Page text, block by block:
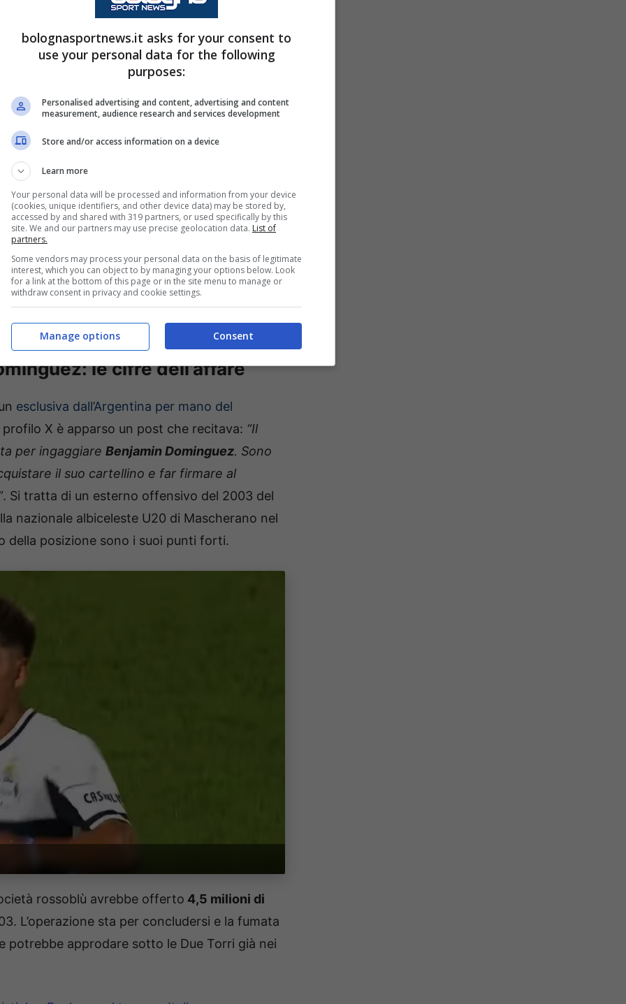
su Andrea Carboni, Sebastian
una lunga telenovela con il Tolosa che
il Bologna ha deciso di cambiare
Italiano necessita di un altro
odierna del Corriere dello Sport –
per tre difensori dalla Serie A. Si tratta di
dell’Empoli. Due soluzioni low-
Logan Costa. Giovanni Sartori ha
i due centrali, precisamente lo scorso sabato
nome sul quale il Bologna ha messo gli
Genoa, centrale classe 2002 che ha giocato
le cifre dell’affare
esclusiva dall’Argentina per mano del
profilo X è apparso un post che recitava: “Il
per ingaggiare Benjamin Dominguez. Sono
il suo cartellino e far firmare al
. Si tratta di un esterno offensivo del 2003 del
nazionale albiceleste U20 di Mascherano nel
della posizione sono i suoi punti forti.
rossoblù avrebbe offerto 4,5 milioni di
L’operazione sta per concludersi e la fumata
potrebbe approdare sotto le Due Torri già nei
bolognasportnews.it asks for your consent to
use your personal data for the following
purposes:
Personalised advertising and content, advertising and content
measurement, audience research and services development
Store and/or access information on a device
Learn more
Your personal data will be processed and information from your device
(cookies, unique identifiers, and other device data) may be stored by,
accessed by and shared with 319 partners, or used specifically by this
site. We and our partners may use precise geolocation data. List of
partners.
Some vendors may process your personal data on the basis of legitimate
interest, which you can object to by managing your options below. Look
for a link at the bottom of this page or in the site menu to manage or
withdraw consent in privacy and cookie settings.
Consent
Manage options